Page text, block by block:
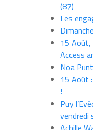
(87)
Les
15 Août,
Access
Noa
15 Août
!
Puy
vendredi